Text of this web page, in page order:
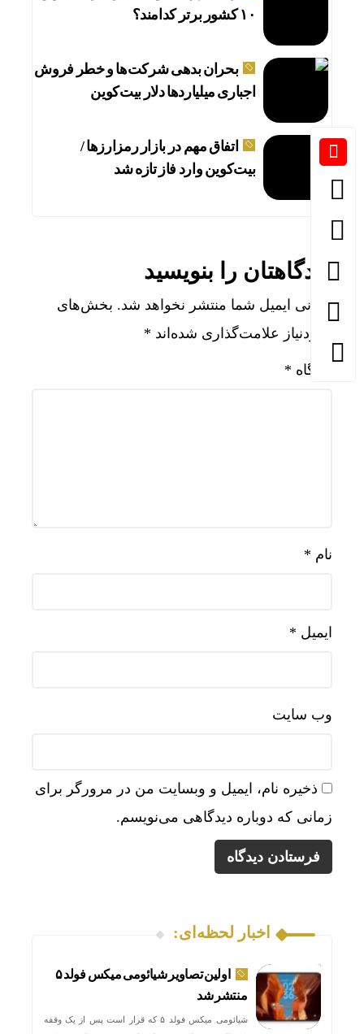
۱۰ کشور برتر کدامند؟
بحران بدهی شرکت‌ها و خطر فروش
اجباری میلیاردها دلار بیت‌کوین
اتفاق مهم در بازار رمزارزها /
بیت‌کوین وارد فاز تازه شد
دیدگاهتان را بنویسید
نشانی ایمیل شما منتشر نخواهد شد. بخش‌های
موردنیاز علامت‌گذاری شده‌اند *
دیدگاه *
نام *
ایمیل *
وب‌ سایت
ذخیره نام، ایمیل و وبسایت من در مرورگر برای
زمانی که دوباره دیدگاهی می‌نویسم.
اخبار لحظه‌ای:
اولین تصاویر شیائومی میکس فولد ۵
منتشر شد
شیائومی میکس فولد ۵ که قرار است پس از یک وقفه